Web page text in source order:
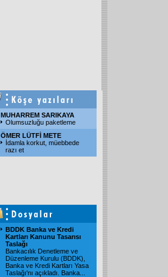
MUHARREM SARIKAYA
Olumsuzluğu paketleme
ÖMER LÜTFİ METE
İdamla korkut, müebbede
razı et
BDDK Banka ve Kredi
Kartları Kanunu Tasarısı
Taslağı
Bankacılık Denetleme ve
Düzenleme Kurulu (BDDK),
Banka ve Kredi Kartları Yasa
Taslağı'nı açıkladı. Banka...